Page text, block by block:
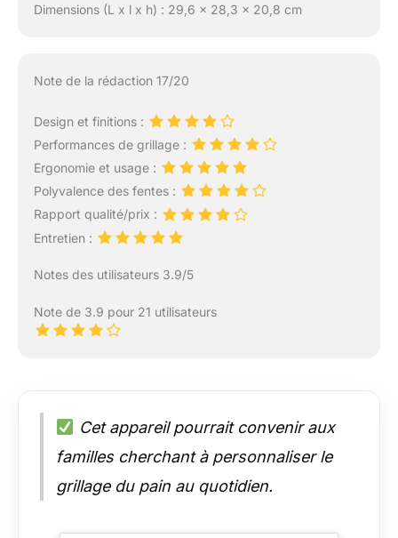
Dimensions (L x l x h) : 29,6 x 28,3 x 20,8 cm
Note de la rédaction 17/20
Design et finitions :
Performances de grillage :
Ergonomie et usage :
Polyvalence des fentes :
Rapport qualité/prix :
Entretien :
Notes des utilisateurs 3.9/5
Note de 3.9 pour 21 utilisateurs
Cet appareil pourrait convenir aux
familles cherchant à personnaliser le
grillage du pain au quotidien.